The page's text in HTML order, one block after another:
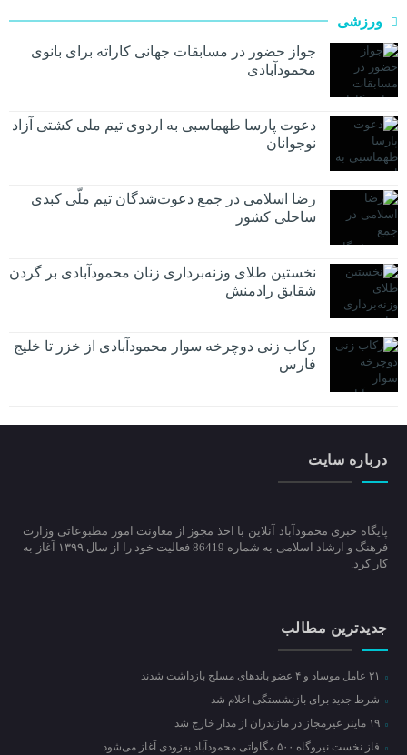
ورزشی
جواز حضور در مسابقات جهانی کاراته برای بانوی
محمودآبادی
دعوت پارسا طهماسبی به اردوی تیم ملی کشتی آزاد
نوجوانان
رضا اسلامی در جمع دعوت‌شدگان تیم ملّی کبدی
ساحلی کشور
نخستین طلای وزنه‌برداری زنان محمودآبادی بر گردن
شقایق رادمنش
رکاب زنی دوچرخه سوار محمودآبادی از خزر تا خلیج
فارس
درباره سایت
پایگاه خبری محمودآباد آنلاین با اخذ مجوز از معاونت امور مطبوعاتی وزارت
فرهنگ و ارشاد اسلامی به شماره 86419 فعالیت خود را از سال ۱۳۹۹ آغاز به
کار کرد.
جدیدترین مطالب
شرط جدید برای بازنشستگی اعلام شد
۱۹ ماینر غیرمجاز در مازندران از مدار خارج شد
فاز نخست نیروگاه ۵۰۰ مگاواتی محمودآباد به‌زودی آغاز می‌شود